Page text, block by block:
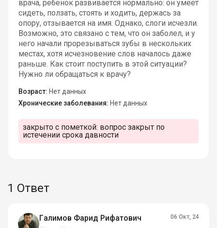
врача, ребенок развивается нормально: он умеет
сидеть, ползать, стоять и ходить, держась за
опору, отзывается на имя. Однако, слоги исчезли.
Возможно, это связано с тем, что он заболел, и у
него начали прорезываться зубы в нескольких
местах, хотя исчезновение слов началось даже
раньше. Как стоит поступить в этой ситуации?
Нужно ли обращаться к врачу?
Возраст: Нет данных
Хронические заболевания: Нет данных
закрыто с пометкой: вопрос закрыт по
истечении срока давности
1 Ответ
Галимов Фарид Рифатович 06 Окт, 24